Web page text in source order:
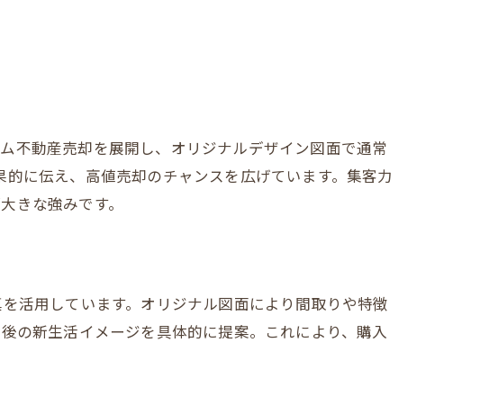
力
紹介
度
め方
不動産売却を展開し、オリジナルデザイン図面で通常
に伝え、高値売却のチャンスを広げています。集客力
きな強みです。
活用しています。オリジナル図面により間取りや特徴
の新生活イメージを具体的に提案。これにより、購入